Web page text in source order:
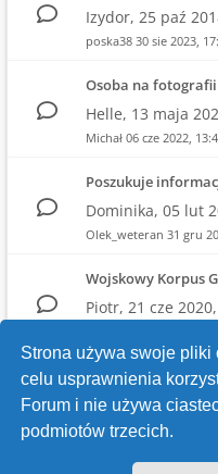
Strona używa swoje pliki
celu usprawnienia
Forum i nie używa
podmiotów trzecich.
Izydor, 25 paź
poska38 30 sie 2023,
Osoba na fotografii
Helle, 13 maja
Michał 06 cze 2022,
Poszukuje
Dominika, 05 lut
Olek_weteran 31 gru
Wojskowy Korpus
Piotr, 21 cze
Wróć do wykazu forów